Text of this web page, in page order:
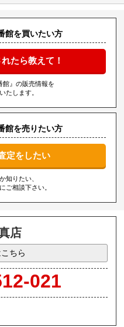
館を買いたい方
たら教えて！
館』の販売情報を
たします。
館を売りたい方
定をしたい
知りたい、
ご相談下さい。
店
ちら
021